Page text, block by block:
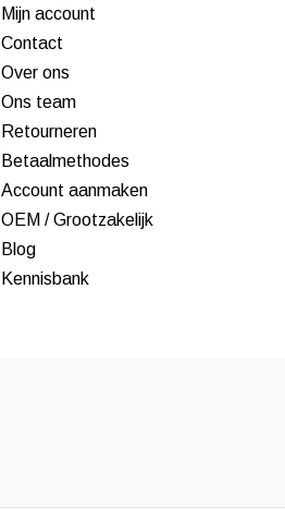
Mijn account
Contact
Over ons
Ons team
Retourneren
Betaalmethodes
Account aanmaken
OEM / Grootzakelijk
Blog
Kennisbank